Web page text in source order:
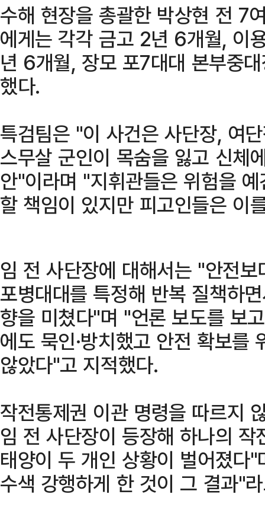
수해 현장을 총괄한 박상현 전 7
에게는 각각 금고 2년 6개월, 이
년 6개월, 장모 포7대대 본부중
했다.
특검팀은 "이 사건은 사단장, 여
스무살 군인이 목숨을 잃고 신체
안"이라며 "지휘관들은 위험을
할 책임이 있지만 피고인들은 이
임 전 사단장에 대해서는 "안전
포병대대를 특정해 반복 질책하
향을 미쳤다"며 "언론 보도를 보
에도 묵인·방치했고 안전 확보를
않았다"고 지적했다.
작전통제권 이관 명령을 따르지
임 전 사단장이 등장해 하나의
태양이 두 개인 상황이 벌어졌다
수색 강행하게 한 것이 그 결과"